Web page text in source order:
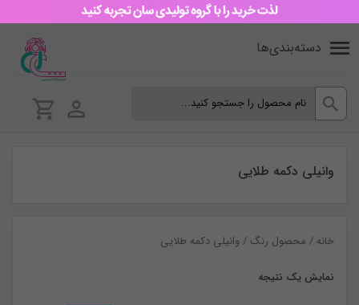
دسته‌بندی‌ها
وانیلی دکمه طلایی
خانه / محصول رنگ / وانیلی دکمه طلایی
نمایش یک نتیجه